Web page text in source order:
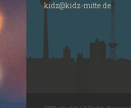
kidz@kidz-mitte.de